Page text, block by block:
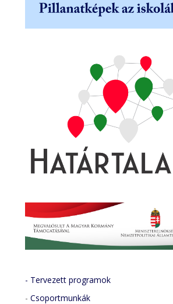
- Tervezett programok
-Csoportmunkák